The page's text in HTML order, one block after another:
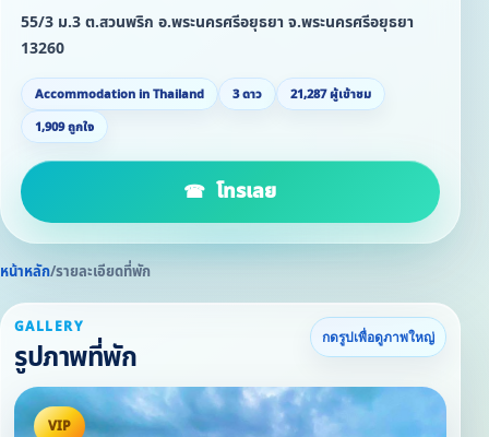
55/3 ม.3 ต.สวนพริก อ.พระนครศรีอยุธยา จ.พระนครศรีอยุธยา
13260
Accommodation in Thailand 3 ดาว
21,287 ผู้เข้าชม
1,909 ถูกใจ
โทรเลย
หน้าหลัก/รายละเอียดที่พัก
GALLERY
รูปภาพที่พัก
กดรูปเพื่อดูภาพใหญ่
VIP